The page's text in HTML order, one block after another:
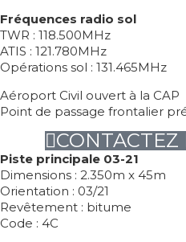
Fréquences radio sol
TWR : 118.500MHz
ATIS : 121.780MHz
Opérations sol : 131.465MHz
Aéroport Civil ouvert à la CAP
Point de passage frontalier
CONTACTEZ
Piste principale 03-21
Dimensions : 2.350m x 45m
Orientation : 03/21
Revêtement : bitume
Code : 4C